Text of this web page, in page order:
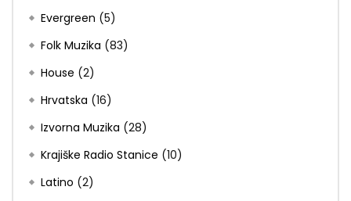
Evergreen (5)
Folk Muzika (83)
House (2)
Hrvatska (16)
Izvorna Muzika (28)
Krajiške Radio Stanice (10)
Latino (2)